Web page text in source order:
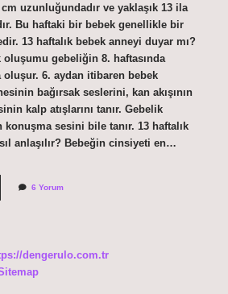
uzunluğundadır ve yaklaşık 13 ila
Bu haftaki bir bebek genellikle bir
13 haftalık bebek anneyi duyar mı?
oluşumu gebeliğin 8. haftasında
oluşur. 6. aydan itibaren bebek
bağırsak seslerini, kan akışının
kalp atışlarını tanır. Gebelik
sesini bile tanır. 13 haftalık
anlaşılır? Bebeğin cinsiyeti en…
6 Yorum
dengerulo.com.tr